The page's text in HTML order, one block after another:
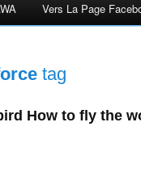
Vers La Page
tag
How to fly the